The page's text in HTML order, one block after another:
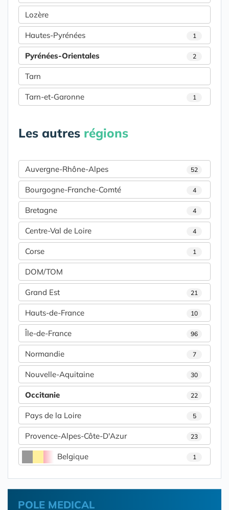
Lozère
Hautes-Pyrénées 1
Pyrénées-Orientales 2
Tarn
Tarn-et-Garonne 1
Les autres régions
Auvergne-Rhône-Alpes 52
Bourgogne-Franche-Comté 4
Bretagne 4
Centre-Val de Loire 4
Corse 1
DOM/TOM
Grand Est 21
Hauts-de-France 10
Île-de-France 96
Normandie 7
Nouvelle-Aquitaine 30
Occitanie 22
Pays de la Loire 5
Provence-Alpes-Côte-D'Azur 23
Belgique 1
POLE MEDICAL